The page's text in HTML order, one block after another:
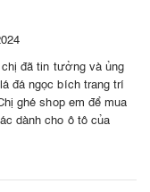
đã tin tưởng và ủng
đá ngọc bích trang trí
ghé shop em để mua
dành cho ô tô của